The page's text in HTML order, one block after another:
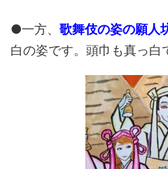
●一方、 歌舞伎の姿の願人
白の姿です。頭巾も真っ白